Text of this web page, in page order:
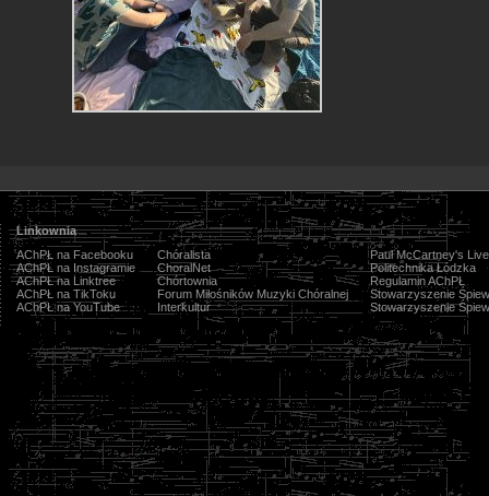
Linkownia
AChPŁ na Facebooku
AChPŁ na Instagramie
AChPŁ na Linktree
AChPŁ na TikToku
AChPŁ na YouTube
Chóralista
ChoralNet
Chórtownia
Forum Miłośników Muzyki Chóralnej
Interkultur
Paul McCartney's
Politechnika Łódzka
Regulamin AChPŁ
Stowarzyszenie
Stowarzyszenie